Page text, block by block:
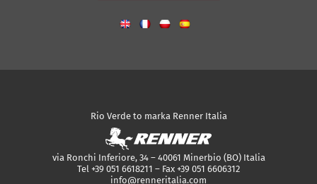
Rio Verde to marka Renner Italia
via Ronchi Inferiore, 34 – 40061 Minerbio (BO) Italia
Tel +39 051 6618211 – Fax +39 051 6606312
info@renneritalia.com